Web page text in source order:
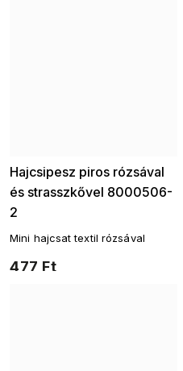
Hajcsipesz piros rózsával
és strasszkővel 8000506-
2
477 Ft
Mini hajcsat textil rózsával